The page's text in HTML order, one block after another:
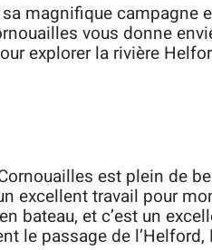
magnifique campagne
vous donne
explorer la rivière
est plein de
excellent travail pour
bateau, et c’est un
le passage de l’Helford,